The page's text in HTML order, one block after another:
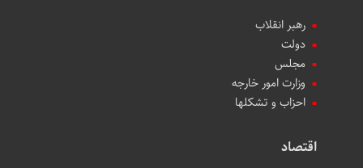
رهبر انقلاب
دولت
مجلس
وزارت امور خارجه
احزاب و تشکلها
اقتصاد